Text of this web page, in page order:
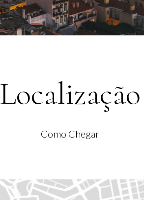
Localização
Como Chegar